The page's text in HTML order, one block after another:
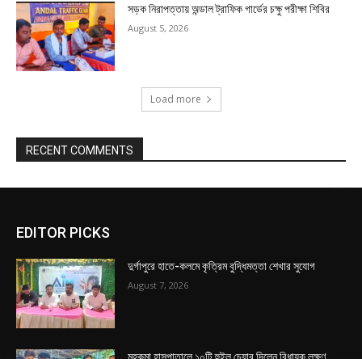
সড়ক নিরাপত্তায় অন্ডাল ট্রাফিক গার্ডের চক্ষু পরীক্ষা শিবির
August 5, 2026
Load more
RECENT COMMENTS
EDITOR PICKS
দুর্গাপুরে হাতে-কলমে কৃত্রিম বুদ্ধিমত্তা শেখার সুযোগ
August 7, 2026
মহকুমা হাসপাতালে ১০টি হুইল চেয়ার দিলেন বিধায়ক লক্ষ্ণণ